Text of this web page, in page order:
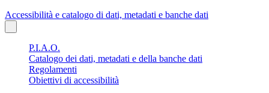
Accessibilità e catalogo di dati, metadati e banche dati
P.I.A.O.
Catalogo dei dati, metadati e della banche dati
Regolamenti
Obiettivi di accessibilità